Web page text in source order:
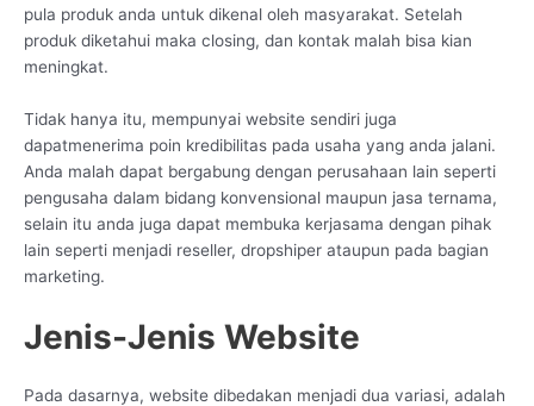
pula produk anda untuk dikenal oleh masyarakat. Setelah
produk diketahui maka closing, dan kontak malah bisa kian
meningkat.
Tidak hanya itu, mempunyai website sendiri juga
dapatmenerima poin kredibilitas pada usaha yang anda jalani.
Anda malah dapat bergabung dengan perusahaan lain seperti
pengusaha dalam bidang konvensional maupun jasa ternama,
selain itu anda juga dapat membuka kerjasama dengan pihak
lain seperti menjadi reseller, dropshiper ataupun pada bagian
marketing.
Jenis-Jenis Website
Pada dasarnya, website dibedakan menjadi dua variasi, adalah